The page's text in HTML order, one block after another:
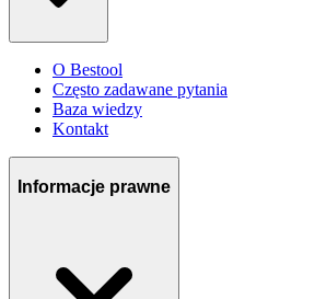
O Bestool
Często zadawane pytania
Baza wiedzy
Kontakt
Informacje prawne